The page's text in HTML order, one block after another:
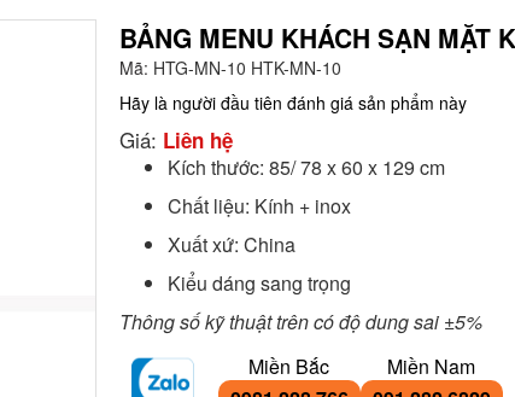
BẢNG MENU KHÁCH SẠN MẶT
Mã: HTG-MN-10 HTK-MN-10
Hãy là người đầu tiên đánh giá sản phẩm này
Giá: Liên hệ
Kích thước: 85/ 78 x 60 x 129 cm
Chất liệu: Kính + inox
Xuất xứ: China
Kiểu dáng sang trọng
Thông số kỹ thuật trên có độ dung sai ±5%
Miền Bắc
Miền Nam